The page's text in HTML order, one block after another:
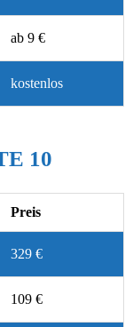
ab 9 €
kostenlos
10
Preis
329 €
109 €